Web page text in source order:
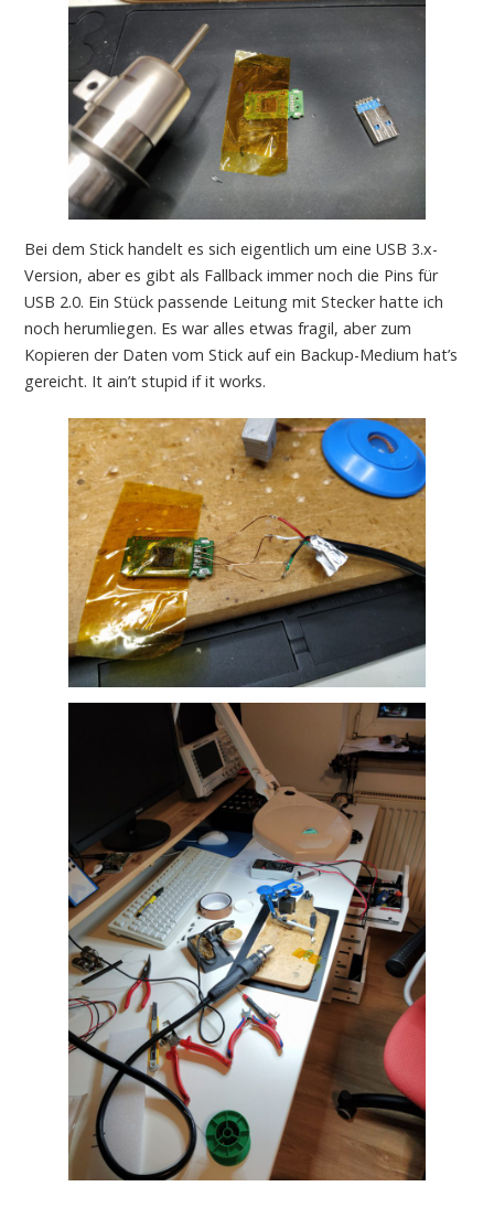
Bei dem Stick handelt es sich eigentlich um eine USB 3.x-
Version, aber es gibt als Fallback immer noch die Pins für
USB 2.0. Ein Stück passende Leitung mit Stecker hatte ich
noch herumliegen. Es war alles etwas fragil, aber zum
Kopieren der Daten vom Stick auf ein Backup-Medium hat’s
gereicht. It ain’t stupid if it works.